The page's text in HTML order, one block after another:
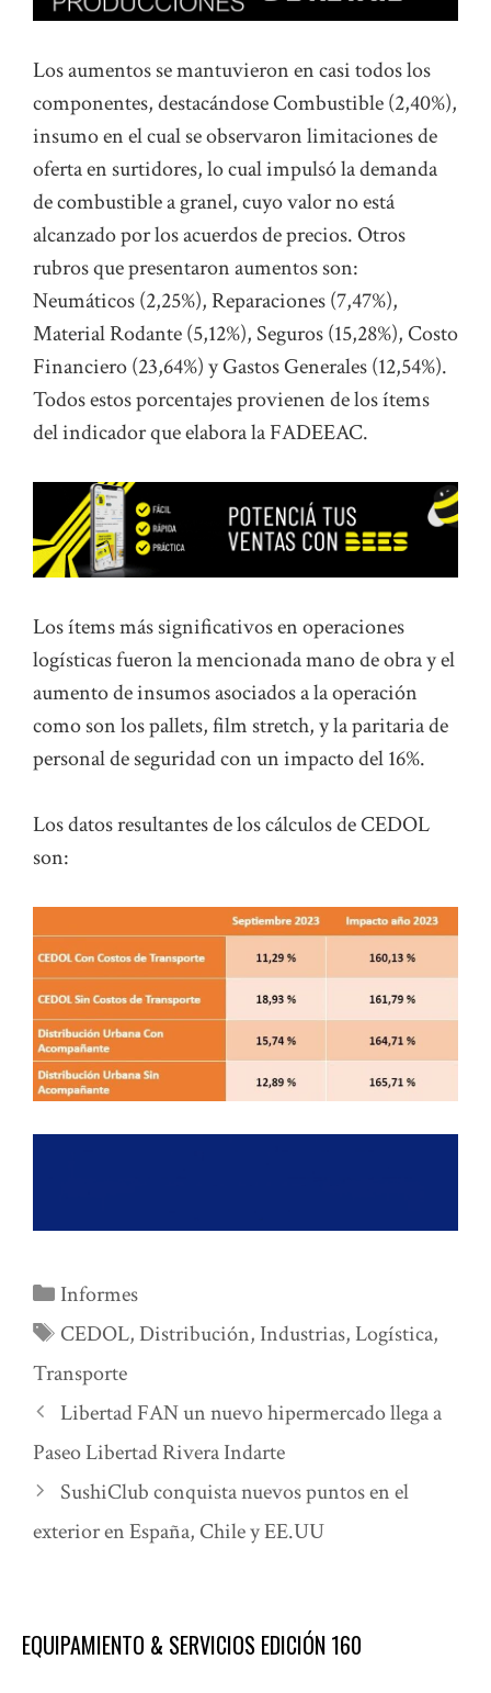
Los aumentos se mantuvieron en casi todos los
componentes, destacándose Combustible (2,40%),
insumo en el cual se observaron limitaciones de
oferta en surtidores, lo cual impulsó la demanda
de combustible a granel, cuyo valor no está
alcanzado por los acuerdos de precios. Otros
rubros que presentaron aumentos son:
Neumáticos (2,25%), Reparaciones (7,47%),
Material Rodante (5,12%), Seguros (15,28%), Costo
Financiero (23,64%) y Gastos Generales (12,54%).
Todos estos porcentajes provienen de los ítems
del indicador que elabora la FADEEAC.
Los ítems más significativos en operaciones
logísticas fueron la mencionada mano de obra y el
aumento de insumos asociados a la operación
como son los pallets, film stretch, y la paritaria de
personal de seguridad con un impacto del 16%.
Los datos resultantes de los cálculos de CEDOL
son:
Categorías
Informes
Etiquetas
CEDOL,Distribución, Industrias,Logística,
Transporte
Libertad FAN un nuevo hipermercado llega a
Paseo Libertad Rivera Indarte
SushiClub conquista nuevos puntos en el
exterior en España, Chile y EE.UU
EQUIPAMIENTO & SERVICIOS EDICIÓN 160